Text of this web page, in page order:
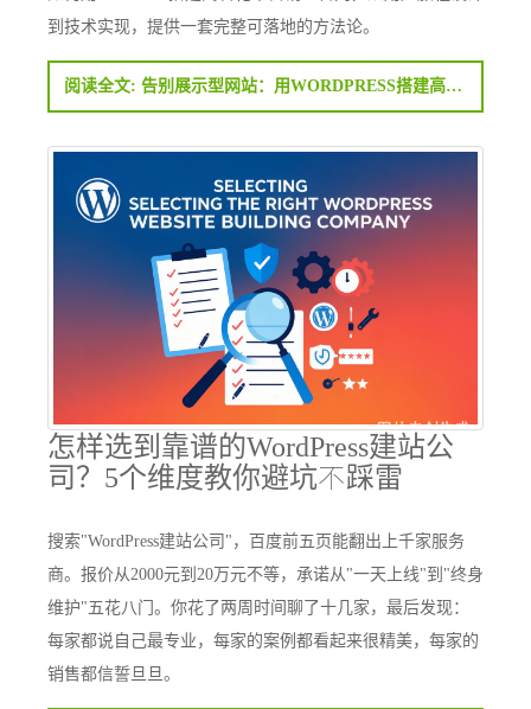
到技术实现，提供一套完整可落地的方法论。
阅读全文: 告别展示型网站：用WORDPRESS搭建高转化率营销型官网的完整方法论
怎样选到靠谱的WordPress建站公
司？5个维度教你避坑不踩雷
搜索"WordPress建站公司"，百度前五页能翻出上千家服务
商。报价从2000元到20万元不等，承诺从"一天上线"到"终身
维护"五花八门。你花了两周时间聊了十几家，最后发现：
每家都说自己最专业，每家的案例都看起来很精美，每家的
销售都信誓旦旦。